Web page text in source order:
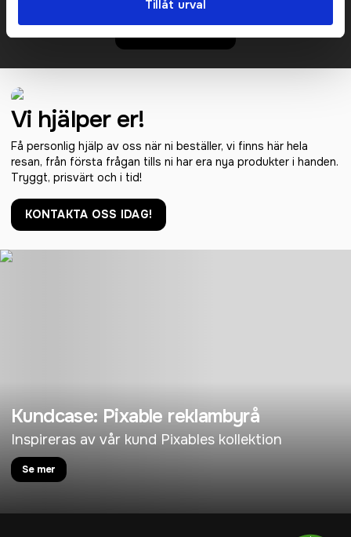
Tillåt urval
Det går också utmärkt att bara ställa frågor!
Vi hjälper er!
Få personlig hjälp av oss när ni beställer, vi finns här hela
resan, från första frågan tills ni har era nya produkter i handen.
Tryggt, prisvärt och i tid!
KONTAKTA OSS IDAG!
Kundcase: Pixable reklambyrå
Inspireras av vår kund Pixables kollektion
Se mer